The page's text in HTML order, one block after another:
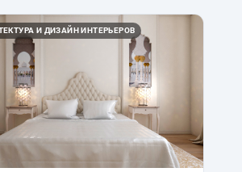
И ДИЗАЙН ИНТЕРЬЕРОВ